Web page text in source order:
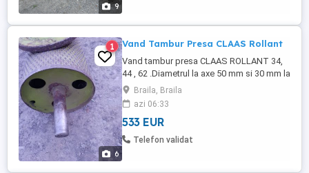
9
6
1 Vand Tambur Presa CLAAS Rollant
Vand tambur presa CLAAS ROLLANT 34,
44 , 62 .Diametrul la axe 50 mm si 30 mm la
axul mic.Capace incluse.Pret 2800 LEI.TEL
O74426O31O
Braila, Braila
azi 06:33
533 EUR
Telefon validat